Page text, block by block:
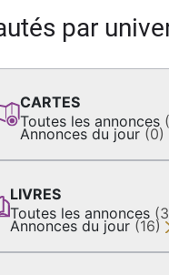
par
CARTES
Toutes les annonces
Annonces du jour (0)
LIVRES
Toutes les annonces
Annonces du jour (16)